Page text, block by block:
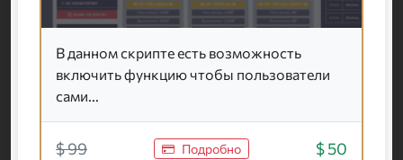
В данном скрипте есть возможность
включить функцию чтобы пользователи
сами...
$ 99 Подробно $ 50